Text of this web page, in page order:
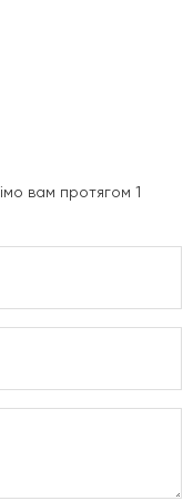
вам протягом 1